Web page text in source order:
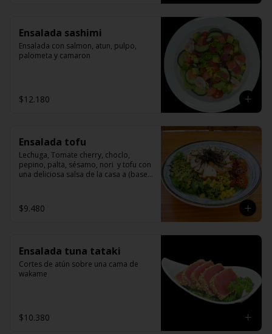
Ensalada sashimi
Ensalada con salmon, atun, pulpo,
palometa y camaron
$12.180
Ensalada tofu
Lechuga, Tomate cherry, choclo,
pepino, palta, sésamo, nori  y tofu con
una deliciosa salsa de la casa a (base
$9.480
Ensalada tuna tataki
Cortes de atún sobre una cama de
wakame
$10.380